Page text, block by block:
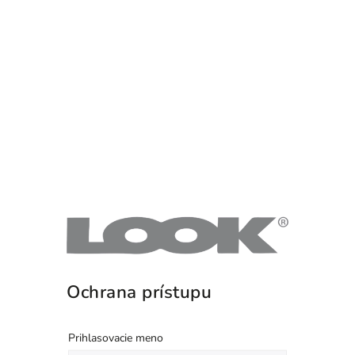
Ochrana prístupu
Prihlasovacie meno